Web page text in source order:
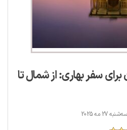
سفر بهاری: از شمال تا
27 مه 2025